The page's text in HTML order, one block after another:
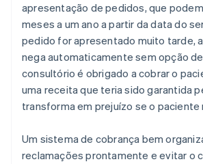
apresentação de pedidos, que
meses a um ano a partir da data do
pedido for apresentado muito tarde,
nega automaticamente sem opção
consultório é obrigado a cobrar o
uma receita que teria sido garantida
transforma em prejuízo se o paciente
Um sistema de cobrança bem
reclamações prontamente e evitar o